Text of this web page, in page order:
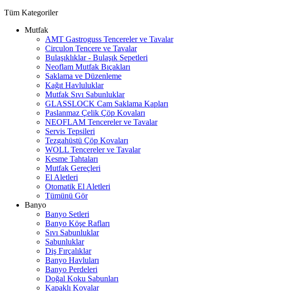
Tüm Kategoriler
Mutfak
AMT Gastroguss Tencereler ve Tavalar
Circulon Tencere ve Tavalar
Bulaşıklıklar - Bulaşık Sepetleri
Neoflam Mutfak Bıçakları
Saklama ve Düzenleme
Kağıt Havluluklar
Mutfak Sıvı Sabunluklar
GLASSLOCK Cam Saklama Kapları
Paslanmaz Çelik Çöp Kovaları
NEOFLAM Tencereler ve Tavalar
Servis Tepsileri
Tezgahüstü Çöp Kovaları
WOLL Tencereler ve Tavalar
Kesme Tahtaları
Mutfak Gereçleri
El Aletleri
Otomatik El Aletleri
Tümünü Gör
Banyo
Banyo Setleri
Banyo Köşe Rafları
Sıvı Sabunluklar
Sabunluklar
Diş Fırçalıklar
Banyo Havluları
Banyo Perdeleri
Doğal Koku Sabunları
Kapaklı Kovalar